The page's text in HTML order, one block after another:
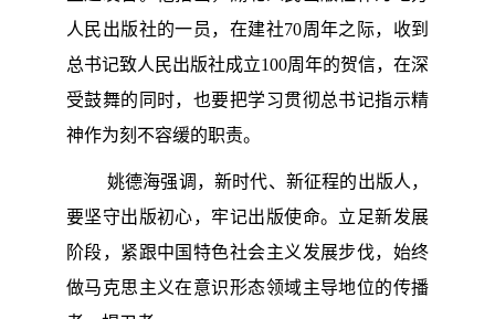
人民出版社的一员，在建社70周年之际，收到
总书记致人民出版社成立100周年的贺信，在深
受鼓舞的同时，也要把学习贯彻总书记指示精
神作为刻不容缓的职责。
姚德海强调，新时代、新征程的出版人，
要坚守出版初心，牢记出版使命。立足新发展
阶段，紧跟中国特色社会主义发展步伐，始终
做马克思主义在意识形态领域主导地位的传播